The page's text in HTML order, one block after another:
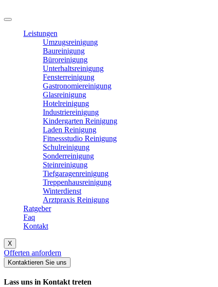
Leistungen
Umzugsreinigung
Baureinigung
Büroreinigung
Unterhaltsreinigung
Fensterreinigung
Gastronomiereinigung
Glasreinigung
Hotelreinigung
Industriereinigung
Kindergarten Reinigung
Laden Reinigung
Fitnessstudio Reinigung
Schulreinigung
Sonderreinigung
Steinreinigung
Tiefgaragenreinigung
Treppenhausreinigung
Winterdienst
Arztpraxis Reinigung
Ratgeber
Faq
Kontakt
X
Offerten anfordern
Kontaktieren Sie uns
Lass uns in Kontakt treten